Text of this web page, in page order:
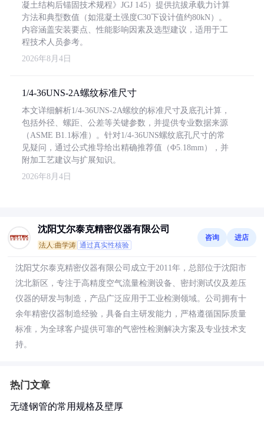
凝土结构后锚固技术规程》JGJ 145）提供抗拔承载力计算
方法和典型数值（如混凝土强度C30下设计值约80kN）。
内容涵盖安装要点、性能影响因素及选型建议，适用于工
程技术人员参考。
2026年8月4日
1/4-36UNS-2A螺纹标准尺寸
本文详细解析1/4-36UNS-2A螺纹的标准尺寸及底孔计算，
包括外径、螺距、公差等关键参数，并提供专业数据来源
（ASME B1.1标准）。针对1/4-36UNS螺纹底孔尺寸的常
见疑问，通过公式推导给出精确推荐值（Φ5.18mm），并
附加工艺建议与扩展知识。
2026年8月4日
沈阳艾尔泰克精密仪器有限公司
法人:曲学涛 通过真实性核验
咨询 进店
沈阳艾尔泰克精密仪器有限公司成立于2011年，总部位于沈阳市
沈北新区，专注于高精度空气流量检测设备、密封测试仪及差压
仪器的研发与制造，产品广泛应用于工业检测领域。公司拥有十
余年精密仪器制造经验，具备自主研发能力，严格遵循国际质量
标准，为全球客户提供可靠的气密性检测解决方案及专业技术支
持。
热门文章
无缝钢管的常用规格及壁厚